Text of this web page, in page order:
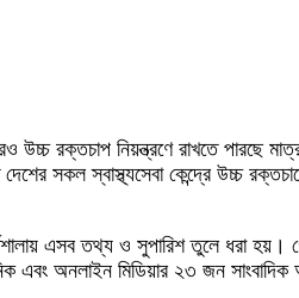
উচ্চ রক্তচাপ নিয়ন্ত্রণে রাখতে
সকল স্বাস্থ্যসেবা কেন্দ্রে উচ্চ
এসব তথ্য ও সুপারিশ তুলে ধরা
এবং অনলাইন মিডিয়ার ২৩ জন